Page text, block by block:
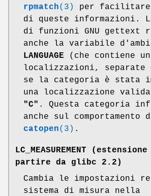
rpmatch(3)
per facilitare
di queste informazioni.
di funzioni GNU gettext
anche la variabile
LANGUAGE (che contiene
localizzazioni, separate
se la categoria è stata
una localizzazione
"C" . Questa categoria
anche sul comportamento
catopen(3) .
LC_MEASUREMENT (estensione
partire da glibc 2.2)
Cambia le impostazioni
sistema di misura nella